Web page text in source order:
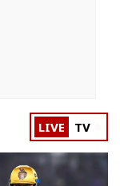
LIVE TV